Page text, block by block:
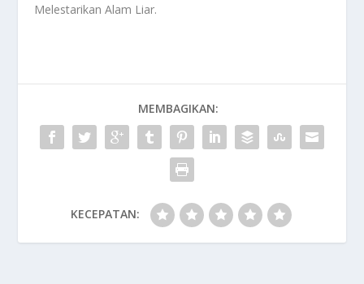
Melestarikan Alam Liar.
MEMBAGIKAN:
KECEPATAN: